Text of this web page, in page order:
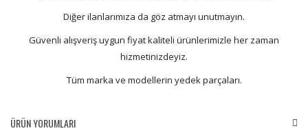
Diğer ilanlarımıza da göz atmayı unutmayın.
Güvenli alışveriş uygun fiyat kaliteli ürünlerimizle her zaman
hizmetinizdeyiz.
Tüm marka ve modellerin yedek parçaları.
ÜRÜN YORUMLARI